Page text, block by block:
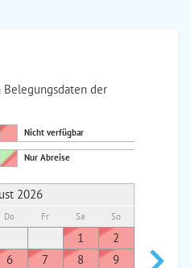
der
Nicht verfügbar
Nur Abreise
2026
Do Fr Sa So
1
2
6 7 8
9
7